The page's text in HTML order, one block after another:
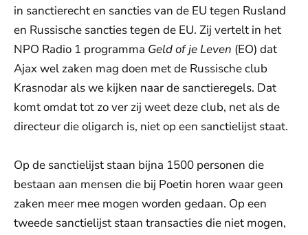
in sanctierecht en sancties van de EU tegen Rusland
en Russische sancties tegen de EU. Zij vertelt in het
NPO Radio 1 programma Geld of je Leven (EO) dat
Ajax wel zaken mag doen met de Russische club
Krasnodar als we kijken naar de sanctieregels. Dat
komt omdat tot zo ver zij weet deze club, net als de
directeur die oligarch is, niet op een sanctielijst staat.
Op de sanctielijst staan bijna 1500 personen die
bestaan aan mensen die bij Poetin horen waar geen
zaken meer mee mogen worden gedaan. Op een
tweede sanctielijst staan transacties die niet mogen,